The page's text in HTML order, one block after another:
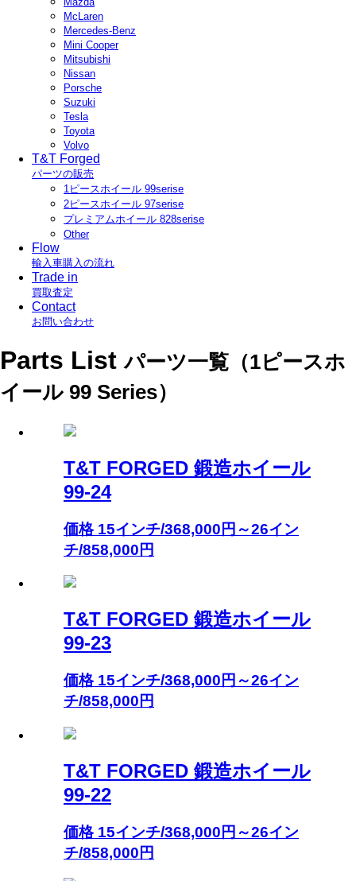
McLaren
Mercedes-Benz
Mini Cooper
Mitsubishi
Nissan
Porsche
Suzuki
Tesla
Toyota
Volvo
T&T Forged
パーツの販売
1ピースホイール 99serise
2ピースホイール 97serise
プレミアムホイール 828serise
Other
Flow
輸入車購入の流れ
Trade in
買取査定
Contact
お問い合わせ
Parts Listパーツ一覧（1ピースホ
イール 99 Series）
T&T FORGED 鍛造ホイール
99-24
価格 15インチ/368,000円～26イン
チ/858,000円
T&T FORGED 鍛造ホイール
99-23
価格 15インチ/368,000円～26イン
チ/858,000円
T&T FORGED 鍛造ホイール
99-22
価格 15インチ/368,000円～26イン
チ/858,000円